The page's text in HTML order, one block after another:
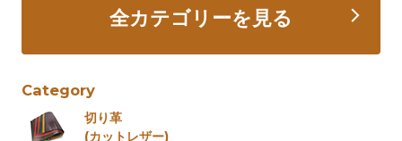
全カテゴリーを見る
Category
切り革
(カットレザー)